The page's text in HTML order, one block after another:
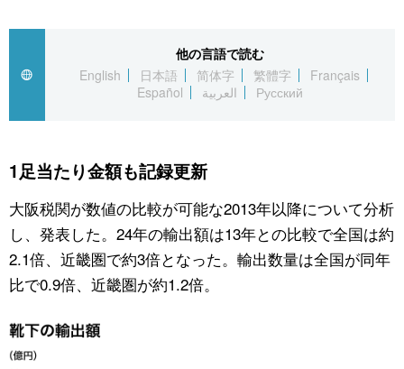
People
東京
お知らせ
他の言語で読む
English
日本語 简体字 繁體字
Français
Español
العربية Русский
1足当たり金額も記録更新
大阪税関が数値の比較が可能な2013年以降について分析
し、発表した。24年の輸出額は13年との比較で全国は約
2.1倍、近畿圏で約3倍となった。輸出数量は全国が同年
比で0.9倍、近畿圏が約1.2倍。